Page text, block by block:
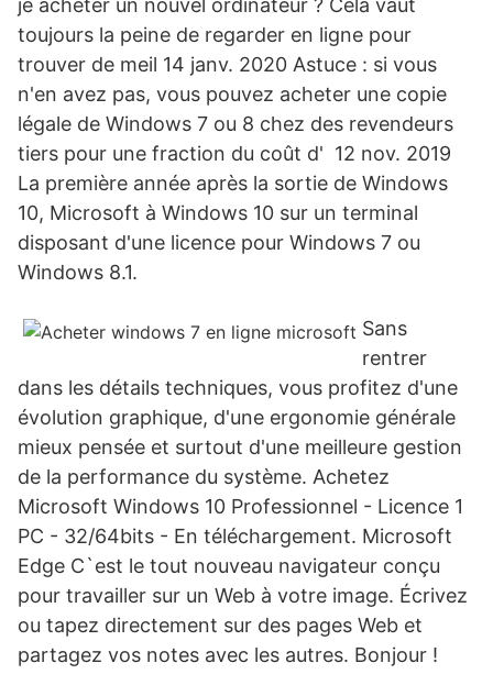
je acheter un nouvel ordinateur ? Cela vaut
toujours la peine de regarder en ligne pour
trouver de meil 14 janv. 2020 Astuce : si vous
n'en avez pas, vous pouvez acheter une copie
légale de Windows 7 ou 8 chez des revendeurs
tiers pour une fraction du coût d' 12 nov. 2019
La première année après la sortie de Windows
10, Microsoft à Windows 10 sur un terminal
disposant d'une licence pour Windows 7 ou
Windows 8.1.
Sans
rentrer
dans les détails techniques, vous profitez d'une
évolution graphique, d'une ergonomie générale
mieux pensée et surtout d'une meilleure gestion
de la performance du système. Achetez
Microsoft Windows 10 Professionnel - Licence 1
PC - 32/64bits - En téléchargement. Microsoft
Edge C`est le tout nouveau navigateur conçu
pour travailler sur un Web à votre image. Écrivez
ou tapez directement sur des pages Web et
partagez vos notes avec les autres. Bonjour !